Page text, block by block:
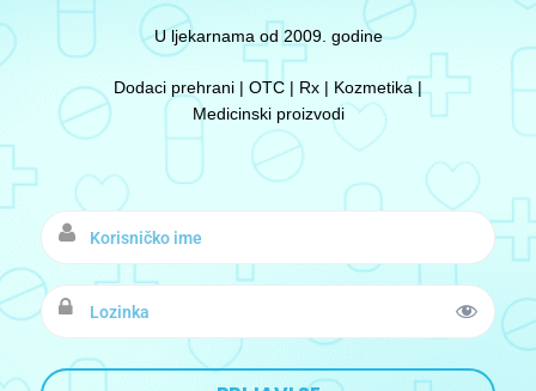
U ljekarnama od 2009. godine
Dodaci prehrani | OTC | Rx | Kozmetika |
Medicinski proizvodi